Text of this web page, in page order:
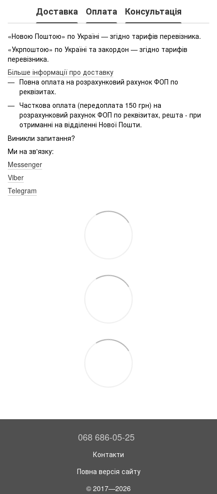
Доставка Оплата Консультація
«Новою Поштою» по Україні — згідно тарифів перевізника.
«Укрпоштою» по Україні та закордон — згідно тарифів
перевізника.
Більше інформації про доставку
Повна оплата на розрахунковий рахунок ФОП по
реквізитах.
Часткова оплата (передоплата 150 грн) на
розрахунковий рахунок ФОП по реквізитах, решта - при
отриманні на відділенні Нової Пошти.
Виникли запитання?
Ми на зв'язку:
Messenger
Viber
Telegram
068 686-05-25
Контакти
Повна версія сайту
© 2017—2026